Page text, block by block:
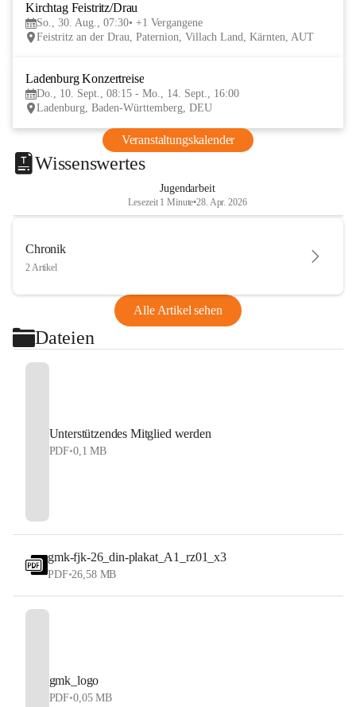
Kirchtag Feistritz/Drau
So., 30. Aug., 07:30 +1 Vergangene
Feistritz an der Drau, Paternion, Villach Land, Kärnten, AUT
Ladenburg Konzertreise
Do., 10. Sept., 08:15 - Mo., 14. Sept., 16:00
Ladenburg, Baden-Württemberg, DEU
Veranstaltungskalender
Wissenswertes
Jugendarbeit
Lesezeit 1 Minute•28. Apr. 2026
Chronik
2 Artikel
Alle Artikel sehen
Dateien
Unterstützendes Mitglied werden
PDF•0,1 MB
gmk-fjk-26_din-plakat_A1_rz01_x3
PDF•26,58 MB
gmk_logo
PDF•0,05 MB